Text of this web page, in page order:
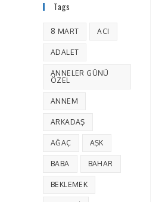
Tags
8 MART ACI
ADALET
ANNELER GÜNÜ
ÖZEL
ANNEM
ARKADAŞ
AĞAÇ AŞK
BABA BAHAR
BEKLEMEK